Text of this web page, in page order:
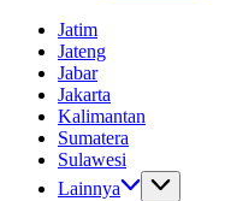
Jatim
Jateng
Jabar
Jakarta
Kalimantan
Sumatera
Sulawesi
Lainnya